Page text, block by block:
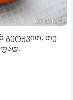
გეტყვით, თუ